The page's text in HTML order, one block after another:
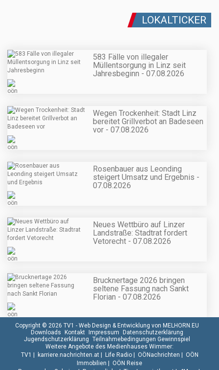
LOKALTICKER
583 Fälle von illegaler
Müllentsorgung in Linz seit
Jahresbeginn - 07.08.2026
Wegen Trockenheit: Stadt Linz
bereitet Grillverbot an Badeseen
vor - 07.08.2026
Rosenbauer aus Leonding
steigert Umsatz und Ergebnis -
07.08.2026
Neues Wettbüro auf Linzer
Landstraße: Stadtrat fordert
Vetorecht - 07.08.2026
Brucknertage 2026 bringen
seltene Fassung nach Sankt
Florian - 07.08.2026
Copyright © 2026 TV1 - Web Design & Entwicklung von MELHORN.EU
Downloads
Kontakt Impressum
Datenschutzerklärung
Jugendschutzerklärung Teilnahmebedingungen Gewinnspiel
Weitere Angebote des Medienhauses Wimmer:
TV1
karriere.nachrichten.at| Life Radio| OÖNachrichten
OÖN
Immobilien
OÖN Reise